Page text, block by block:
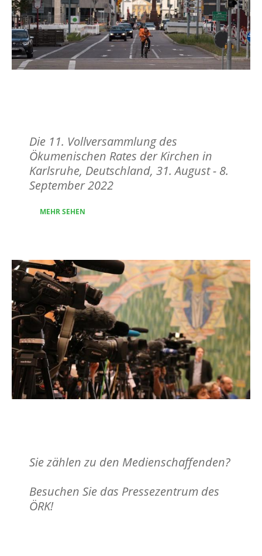
Die 11. Vollversammlung des
Ökumenischen Rates der Kirchen in
Karlsruhe, Deutschland, 31. August - 8.
September 2022
MEHR SEHEN
Image
Sie zählen zu den Medienschaffenden?
Besuchen Sie das Pressezentrum des
ÖRK!